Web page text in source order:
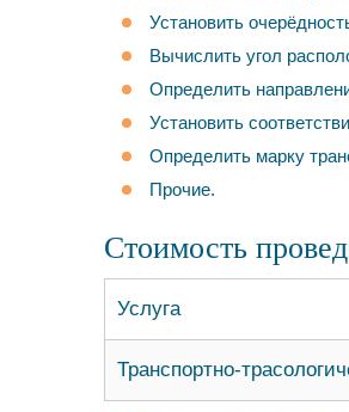
Установить
Вычислить угол
Определить
Установить
Определить марку
Прочие.
Стоимость
Услуга
Транспортно-